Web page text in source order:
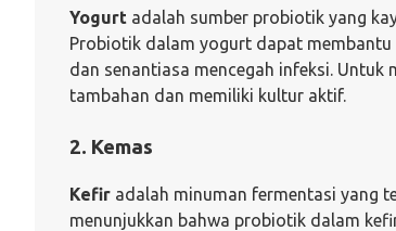
Yogurt adalah sumber probiotik yang
Probiotik dalam yogurt dapat
dan senantiasa mencegah infeksi.
tambahan dan memiliki kultur aktif.
2. Kemas
Kefir adalah minuman fermentasi yang
menunjukkan bahwa probiotik dalam